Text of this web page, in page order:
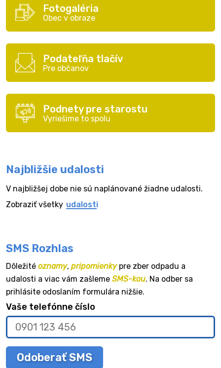
Fotogaléria
Obec v obraze
Podateľňa tlačív
Pre občanov
Podnety pre starostu
Vyriešime to spolu
Najbližšie udalosti
V najbližšej dobe nie sú naplánované žiadne udalosti.
Zobraziť všetky udalosti
SMS Rozhlas
Dôležité oznamy, pripomienkypre zber odpadu a
udalosti a viac vám zašleme SMS-kou. Na odber sa
prihlásite odoslaním formulára nižšie.
Vaše telefónne číslo
Odoberať SMS